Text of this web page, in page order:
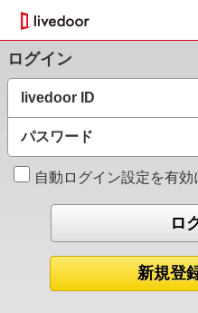
ログイン
livedoor ID
パスワード
自動ログイン設定を有効
新規登